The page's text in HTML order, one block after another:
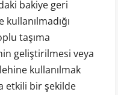
bakiye geri
kullanılmadığı
taşıma
geliştirilmesi veya
kullanılmak
etkili bir şekilde